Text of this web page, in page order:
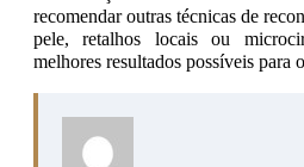
recomendar outras técnicas de
pele, retalhos locais ou
melhores resultados possíveis para